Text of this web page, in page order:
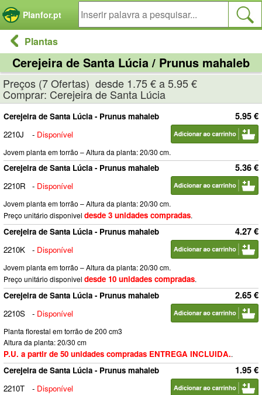
Planfor.pt
Plantas
Cerejeira de Santa Lúcia / Prunus mahaleb
Preços (7 Ofertas) desde 1.75 € a 5.95 €
Comprar: Cerejeira de Santa Lúcia
5.95 €
Cerejeira de Santa Lúcia - Prunus mahaleb
2210J
- Disponível
Jovem planta em torrão – Altura da planta: 20/30 cm.
5.36 €
Cerejeira de Santa Lúcia - Prunus mahaleb
2210R
- Disponível
Jovem planta em torrão – Altura da planta: 20/30 cm.
Preço unitário disponivel desde 3 unidades compradas.
4.27 €
Cerejeira de Santa Lúcia - Prunus mahaleb
2210K
- Disponível
Jovem planta em torrão – Altura da planta: 20/30 cm.
Preço unitário disponivel desde 10 unidades compradas.
2.65 €
Cerejeira de Santa Lúcia - Prunus mahaleb
2210S
- Disponível
Planta florestal em torrão de 200 cm3
Altura da planta: 20/30 cm
P.U. a partir de 50 unidades compradas ENTREGA INCLUIDA..
1.95 €
Cerejeira de Santa Lúcia - Prunus mahaleb
2210T
- Disponível
Painel de Gerenciamento de Cookies